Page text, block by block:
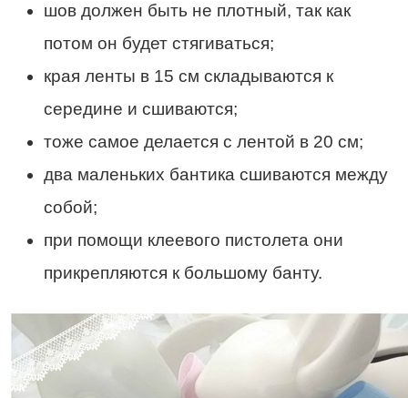
шов должен быть не плотный, так как
потом он будет стягиваться;
края ленты в 15 см складываются к
середине и сшиваются;
тоже самое делается с лентой в 20 см;
два маленьких бантика сшиваются между
собой;
при помощи клеевого пистолета они
прикрепляются к большому банту.